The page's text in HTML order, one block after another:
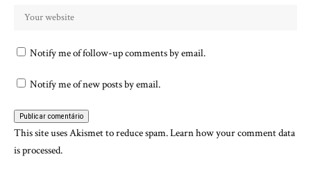
Notify me of follow-up comments by email.
Notify me of new posts by email.
This site uses Akismet to reduce spam.Learn how your comment data
is processed.